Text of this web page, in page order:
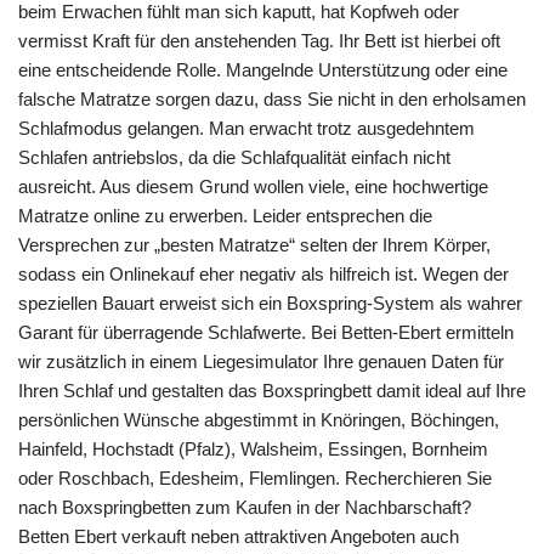
beim Erwachen fühlt man sich kaputt, hat Kopfweh oder
vermisst Kraft für den anstehenden Tag. Ihr Bett ist hierbei oft
eine entscheidende Rolle. Mangelnde Unterstützung oder eine
falsche Matratze sorgen dazu, dass Sie nicht in den erholsamen
Schlafmodus gelangen. Man erwacht trotz ausgedehntem
Schlafen antriebslos, da die Schlafqualität einfach nicht
ausreicht. Aus diesem Grund wollen viele, eine hochwertige
Matratze online zu erwerben. Leider entsprechen die
Versprechen zur „besten Matratze“ selten der Ihrem Körper,
sodass ein Onlinekauf eher negativ als hilfreich ist. Wegen der
speziellen Bauart erweist sich ein Boxspring-System als wahrer
Garant für überragende Schlafwerte. Bei Betten-Ebert ermitteln
wir zusätzlich in einem Liegesimulator Ihre genauen Daten für
Ihren Schlaf und gestalten das Boxspringbett damit ideal auf Ihre
persönlichen Wünsche abgestimmt in Knöringen, Böchingen,
Hainfeld, Hochstadt (Pfalz), Walsheim, Essingen, Bornheim
oder Roschbach, Edesheim, Flemlingen. Recherchieren Sie
nach Boxspringbetten zum Kaufen in der Nachbarschaft?
Betten Ebert verkauft neben attraktiven Angeboten auch